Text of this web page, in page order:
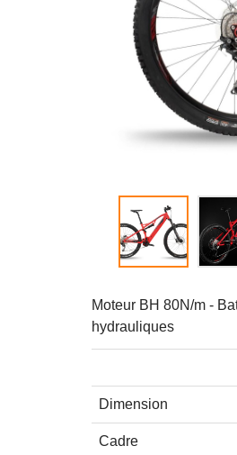
Moteur BH 80N/m -
hydrauliques
Dimension
Cadre